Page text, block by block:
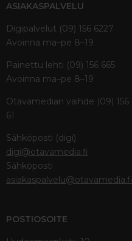
ASIAKASPALVELU
Digipalvelut (09) 156 6227
Avoinna ma–pe 8–19
Painettu lehti (09) 156 665
Avoinna ma–pe 8–19
Otavamedian vaihde (09) 156
61
Sähköposti (digi)
digi@otavamedia.fi
Sähköposti
asiakaspalvelu@otavamedia.fi
POSTIOSOITE